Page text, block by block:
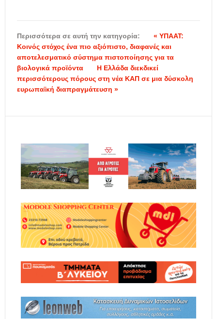
Περισσότερα σε αυτή την κατηγορία:
« ΥΠΑΑΤ:
Κοινός στόχος ένα πιο αξιόπιστο, διαφανές και
αποτελεσματικό σύστημα πιστοποίησης για τα
βιολογικά προϊόντα
Η Ελλάδα διεκδικεί
περισσότερους πόρους στη νέα ΚΑΠ σε μια δύσκολη
ευρωπαϊκή διαπραγμάτευση »